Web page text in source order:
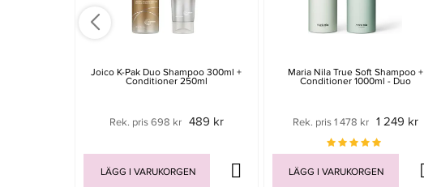
Joico K-Pak Duo Shampoo 300ml +
Conditioner 250ml
Rek. pris 698 kr 489 kr
LÄGG I VARUKORGEN
Maria Nila True Soft Shampoo +
Conditioner 1000ml - Duo
Rek. pris 1 478 kr 1 249 kr
LÄGG I VARUKORGEN